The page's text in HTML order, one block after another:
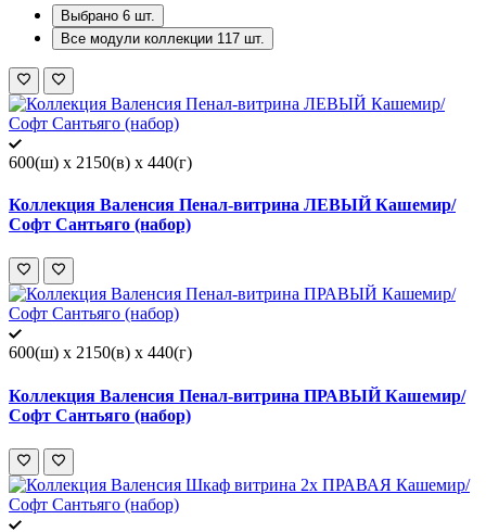
Выбрано 6 шт.
Все модули коллекции 117 шт.
600(ш) x 2150(в) x 440(г)
Коллекция Валенсия Пенал-витрина ЛЕВЫЙ Кашемир/
Софт Сантьяго (набор)
600(ш) x 2150(в) x 440(г)
Коллекция Валенсия Пенал-витрина ПРАВЫЙ Кашемир/
Софт Сантьяго (набор)